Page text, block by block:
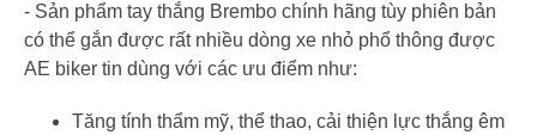
- Sản phẩm tay thắng Brembo chính hãng tùy phiên bản
có thể gắn được rất nhiều dòng xe nhỏ phổ thông được
AE biker tin dùng với các ưu điểm như:
Tăng tính thẩm mỹ, thể thao, cải thiện lực thắng êm